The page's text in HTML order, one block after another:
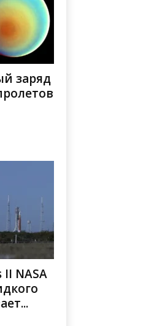
заряд
NASA